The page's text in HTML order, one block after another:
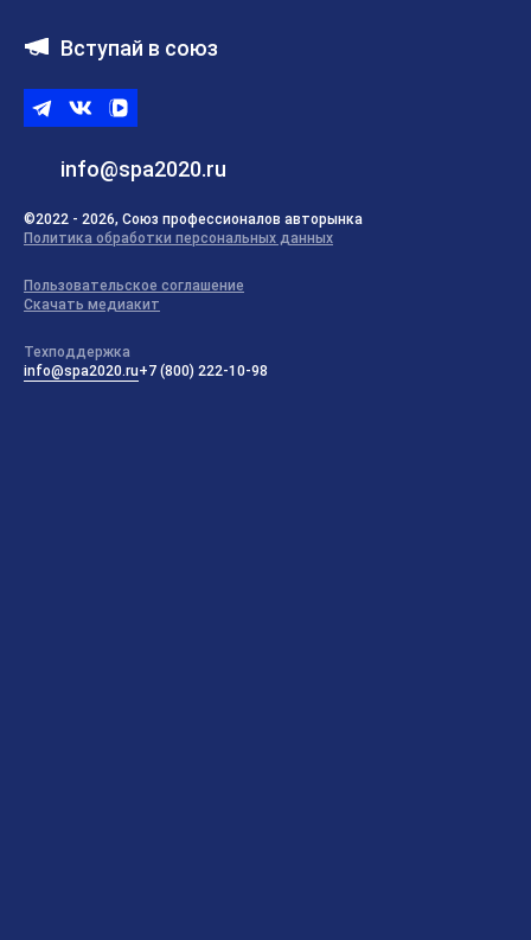
Вступай в союз
info@spa2020.ru
TelegramВКонтакте
ВК
©2022 - 2026, Союз профессионалов авторынка
Политика обработки персональных данных
Пользовательское соглашение
Скачать медиакит
Техподдержка
info@spa2020.ru+7 (800) 222-10-98